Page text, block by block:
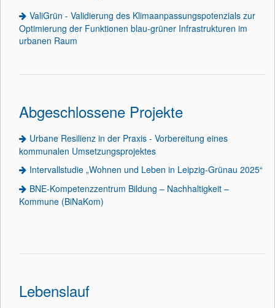
ValiGrün - Validierung des Klimaanpassungspotenzials zur
Optimierung der Funktionen blau-grüner Infrastrukturen im
urbanen Raum
Abgeschlossene Projekte
Urbane Resilienz in der Praxis - Vorbereitung eines
kommunalen Umsetzungsprojektes
Intervallstudie „Wohnen und Leben in Leipzig-Grünau 2025“
BNE-Kompetenzzentrum Bildung – Nachhaltigkeit –
Kommune (BiNaKom)
Lebenslauf